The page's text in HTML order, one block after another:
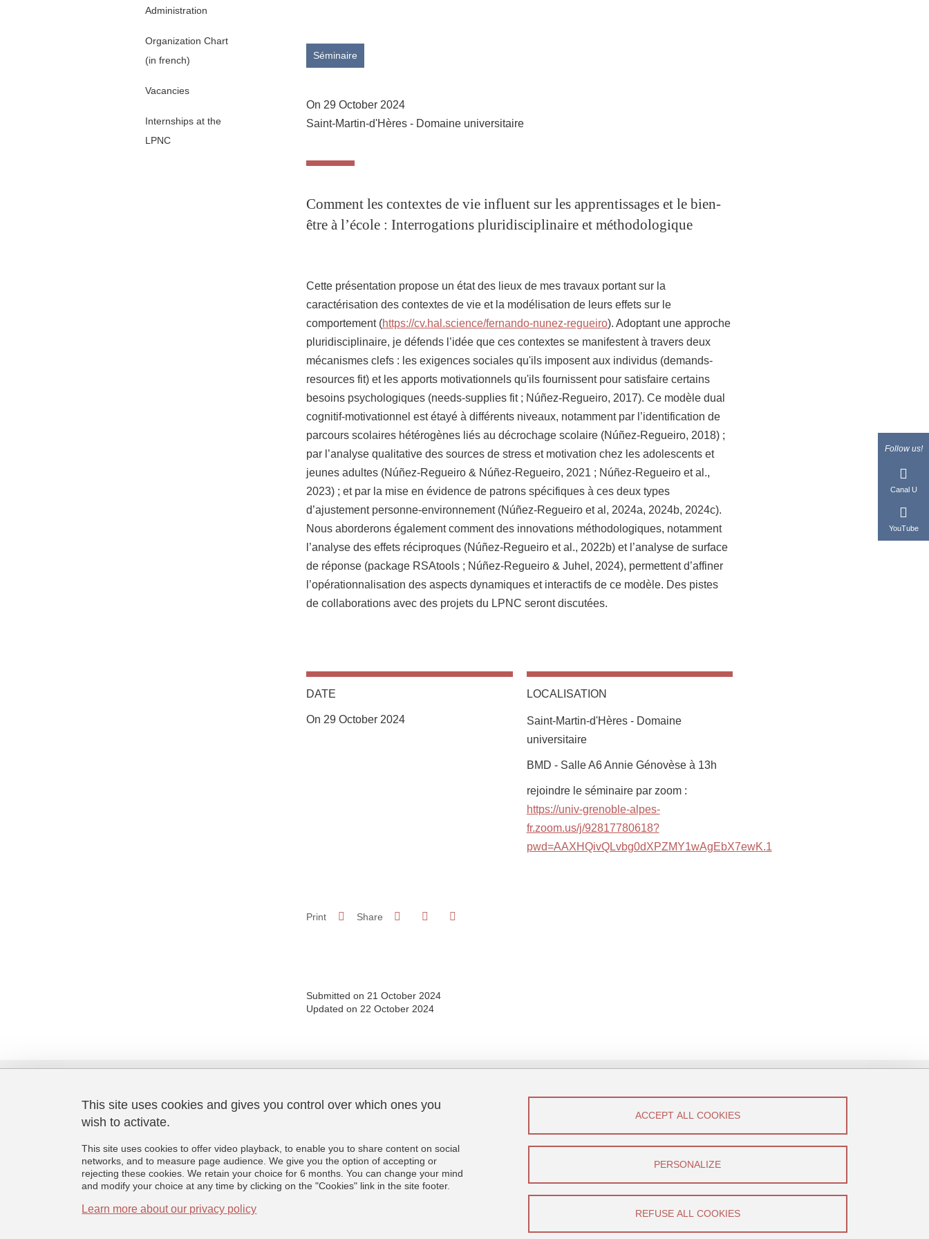
Follow us!
Canal U
YouTube
Administration
Organization Chart
(in french)
Vacancies
Internships at the
LPNC
Séminaire
On 29 October 2024
Saint-Martin-d'Hères - Domaine universitaire
Comment les contextes de vie influent sur les apprentissages et le bien-
être à l’école : Interrogations pluridisciplinaire et méthodologique
Cette présentation propose un état des lieux de mes travaux portant sur la
caractérisation des contextes de vie et la modélisation de leurs effets sur le
comportement (https://cv.hal.science/fernando-nunez-regueiro). Adoptant une approche
pluridisciplinaire, je défends l’idée que ces contextes se manifestent à travers deux
mécanismes clefs : les exigences sociales qu'ils imposent aux individus (demands-
resources fit) et les apports motivationnels qu'ils fournissent pour satisfaire certains
besoins psychologiques (needs-supplies fit ; Núñez-Regueiro, 2017). Ce modèle dual
cognitif-motivationnel est étayé à différents niveaux, notamment par l’identification de
parcours scolaires hétérogènes liés au décrochage scolaire (Núñez-Regueiro, 2018) ;
par l’analyse qualitative des sources de stress et motivation chez les adolescents et
jeunes adultes (Núñez-Regueiro & Núñez-Regueiro, 2021 ; Núñez-Regueiro et al.,
2023) ; et par la mise en évidence de patrons spécifiques à ces deux types
d’ajustement personne-environnement (Núñez-Regueiro et al, 2024a, 2024b, 2024c).
Nous aborderons également comment des innovations méthodologiques, notamment
l’analyse des effets réciproques (Núñez-Regueiro et al., 2022b) et l’analyse de surface
de réponse (package RSAtools ; Núñez-Regueiro & Juhel, 2024), permettent d’affiner
l’opérationnalisation des aspects dynamiques et interactifs de ce modèle. Des pistes
de collaborations avec des projets du LPNC seront discutées.
DATE
On 29 October 2024
LOCALISATION
Saint-Martin-d'Hères - Domaine
universitaire
Complément lieu
BMD - Salle A6 Annie Génovèse à 13h
rejoindre le séminaire par zoom :
https://univ-grenoble-alpes-
fr.zoom.us/j/92817780618?
pwd=AAXHQivQLvbg0dXPZMY1wAgEbX7ewK.1
Print Share Share on Facebook
Share on LinkedIn
Submitted on 21 October 2024
Updated on 22 October 2024
Laboratoire de Psychologie et
CNRS UMR 5105
Université Grenoble Alpes
BMD - 1251 rue des Universités
CS 40700, 38058 Grenoble Cedex 9
+33 (0)4 76 74 81 44
Credits
Legal notices
Personal details
Canal U
YouTube
This site uses cookies and gives you control over which ones you
wish to activate.
This site uses cookies to offer video playback, to enable you to share content on social
networks, and to measure page audience. We give you the option of accepting or
rejecting these cookies. We retain your choice for 6 months. You can change your mind
and modify your choice at any time by clicking on the "Cookies" link in the site footer.
Learn more about our privacy policy
ACCEPT ALL COOKIES
REFUSE ALL COOKIES
PERSONALIZE